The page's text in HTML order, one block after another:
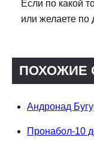
Если по какой
или желаете по
ПОХОЖИЕ
Андронад
Пронабол-10